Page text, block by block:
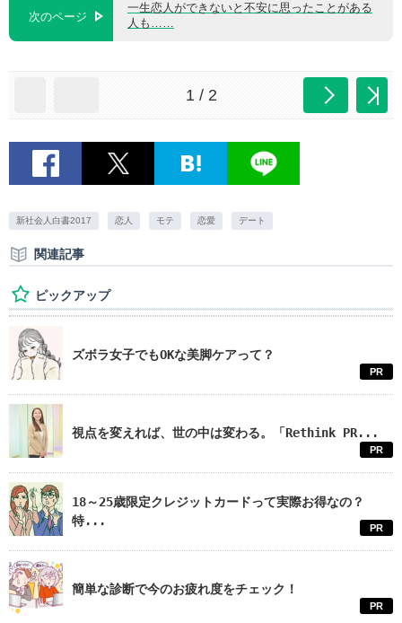
次のページ
一生恋人ができないと不安に思ったことがある
人も……
1 / 2
新社会人白書2017 恋人 モテ 恋愛 デート
関連記事
ピックアップ
ズボラ女子でもOKな美脚ケアって？
PR
視点を変えれば、世の中は変わる。「Rethink PR...
PR
18～25歳限定クレジットカードって実際お得なの？
特...
PR
簡単な診断で今のお疲れ度をチェック！
PR